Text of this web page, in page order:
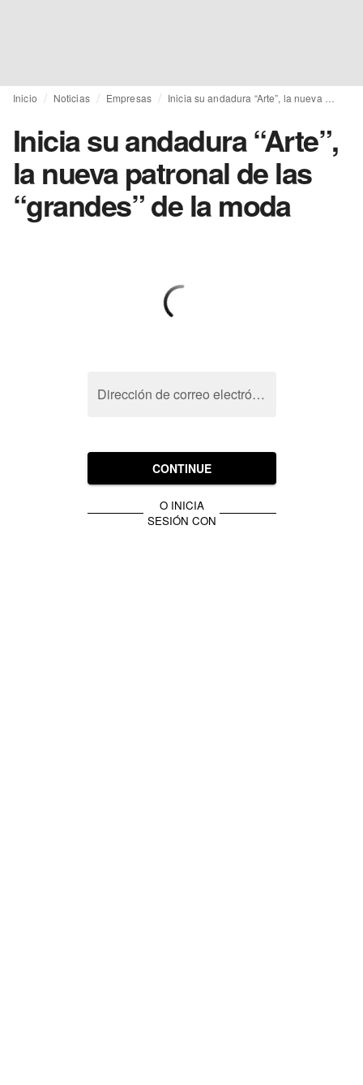
Inicio Noticias Empresas
Inicia su andadura “Arte”,
la nueva patronal de las
“grandes” de la moda
Dirección de correo electrónico
CONTINUE
O INICIA
SESIÓN CON